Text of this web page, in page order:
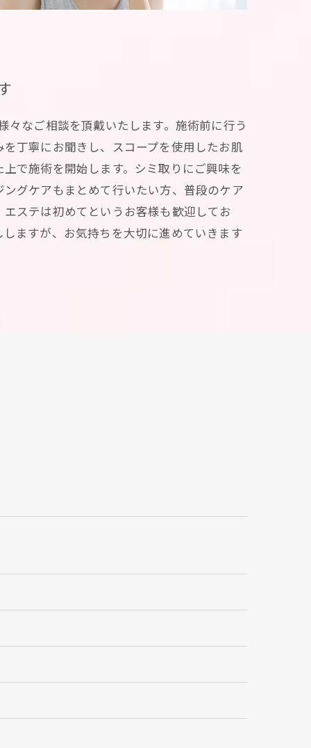
々なご相談を頂戴いたします。施術前に行う
丁寧にお聞きし、スコープを使用したお肌
で施術を開始します。シミ取りにご興味を
グケアもまとめて行いたい方、普段のケア
ステは初めてというお客様も歓迎してお
ますが、お気持ちを大切に進めていきます